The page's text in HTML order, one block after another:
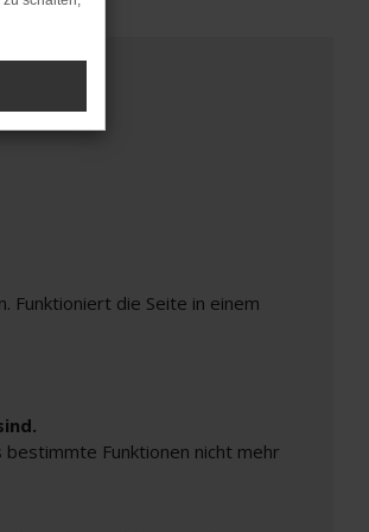
Funktioniert die Seite in einem
Funktionen nicht mehr